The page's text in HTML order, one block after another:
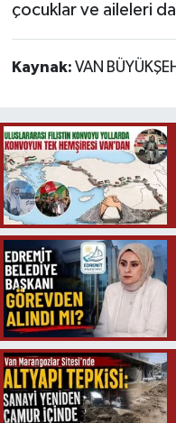
çocuklar ve aileleri
Kaynak: VAN